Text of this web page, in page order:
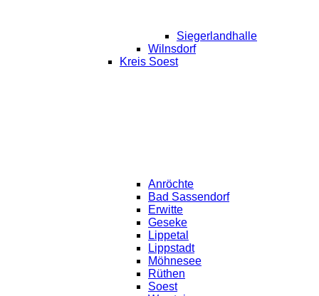
Siegerlandhalle
Wilnsdorf
Kreis Soest
Anröchte
Bad Sassendorf
Erwitte
Geseke
Lippetal
Lippstadt
Möhnesee
Rüthen
Soest